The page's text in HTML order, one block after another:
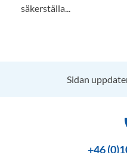
säkerställa...
Sidan
+46